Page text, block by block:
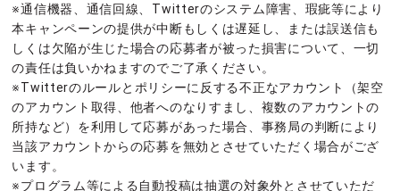
※通信機器、通信回線、Twitterのシステム障害、瑕疵等により
本キャンペーンの提供が中断もしくは遅延し、または誤送信も
しくは欠陥が生じた場合の応募者が被った損害について、一切
の責任は負いかねますのでご了承ください。
※Twitterのルールとポリシーに反する不正なアカウント（架空
のアカウント取得、他者へのなりすまし、複数のアカウントの
所持など）を利用して応募があった場合、事務局の判断により
当該アカウントからの応募を無効とさせていただく場合がござ
います。
※プログラム等による自動投稿は抽選の対象外とさせていただ